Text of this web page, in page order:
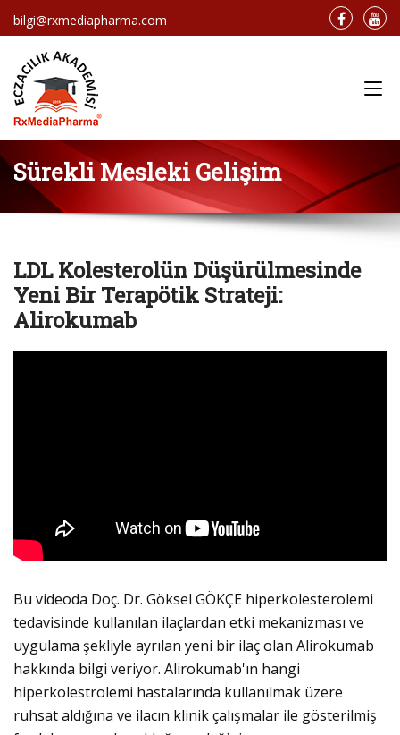
bilgi@rxmediapharma.com
Sürekli Mesleki Gelişim
LDL Kolesterolün Düşürülmesinde
Yeni Bir Terapötik Strateji:
Alirokumab
Bu videoda Doç. Dr. Göksel GÖKÇE hiperkolesterolemi
tedavisinde kullanılan ilaçlardan etki mekanizması ve
uygulama şekliyle ayrılan yeni bir ilaç olan Alirokumab
hakkında bilgi veriyor. Alirokumab'ın hangi
hiperkolestrolemi hastalarında kullanılmak üzere
ruhsat aldığına ve ilacın klinik çalışmalar ile gösterilmiş